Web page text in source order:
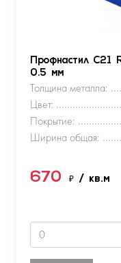
Профнастил С21
0.5 мм
Толщина металла:
Цвет:
Покрытие:
Ширина общая:
670 ₽ / кв.м